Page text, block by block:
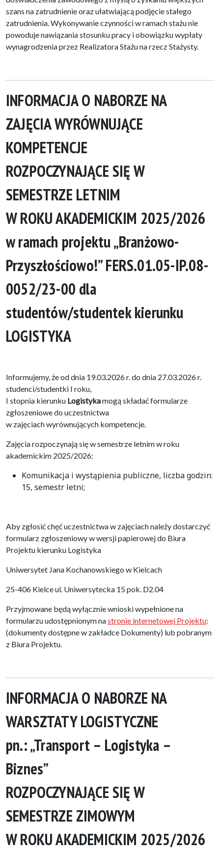
szans na zatrudnienie oraz ułatwiającą podjęcie stałego
zatrudnienia. Wykonywanie czynności w ramach stażu nie
powoduje nawiązania stosunku pracy i obowiązku wypłaty
wynagrodzenia przez Realizatora Stażu na rzecz Stażysty.
INFORMACJA O NABORZE NA
ZAJĘCIA WYRÓWNUJĄCE
KOMPETENCJE
ROZPOCZYNAJĄCE SIĘ W
SEMESTRZE LETNIM
W ROKU AKADEMICKIM 2025/2026
w ramach projektu „Branżowo-
Przyszłościowo!” FERS.01.05-IP.08-
0052/23-00 dla
studentów/studentek kierunku
LOGISTYKA
Informujemy, że od dnia 19.03.2026 r. do dnia 27.03.2026 r.
studenci/studentki I roku,
I stopnia kierunku Logistykamogą składać formularze
zgłoszeniowe do uczestnictwa
w zajęciach wyrównujących kompetencje.
Zajęcia rozpoczynają się w semestrze letnim w roku
akademickim 2025/2026:
Komunikacja i wystąpienia publiczne, liczba godzin:
15, semestr letni;
Aby zgłosić chęć uczestnictwa w zajęciach należy dostarczyć
formularz zgłoszeniowy w wersji papierowej do Biura
Projektu kierunku Logistyka
Uniwersytet Jana Kochanowskiego w Kielcach
25-406 Kielce ul. Uniwersytecka 15 pok. D2.04
Przyjmowane będą wyłącznie wnioski wypełnione na
formularzu udostępnionym nastronie internetowej Projektu:
(dokumenty dostępne w zakładce Dokumenty) lub pobranym
z Biura Projektu.
INFORMACJA O NABORZE NA
WARSZTATY LOGISTYCZNE
pn.: „Transport – Logistyka –
Biznes”
ROZPOCZYNAJĄCE SIĘ W
SEMESTRZE ZIMOWYM
W ROKU AKADEMICKIM 2025/2026